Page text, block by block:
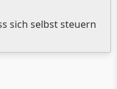
sich selbst steuern